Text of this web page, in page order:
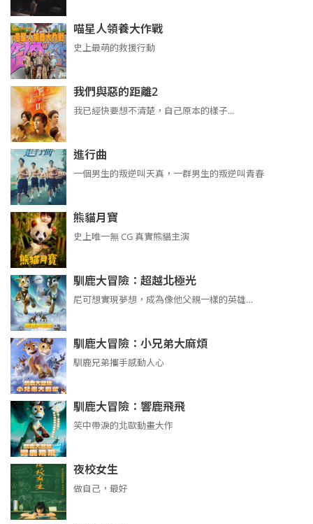
喵星人領養大作戰
史上最萌的救援行動
我們與惡的距離2
我已經快要想不清楚，自己原本的樣子...
進行曲
​​​一個男生的叛逆叫天真，一群男生的叛逆叫青春
熊貓月寶
史上唯一無 CG 真實熊貓主演
馴鹿大冒險：超越北極光
尼可想實現夢想，成為像他父親一樣的英雄…
馴鹿大冒險：小兄弟大麻煩
馴鹿兄弟攜手感動人心
馴鹿大冒險：響鹿飛飛
笑中帶淚的北歐動畫大作
夜校女生
做自己，最好